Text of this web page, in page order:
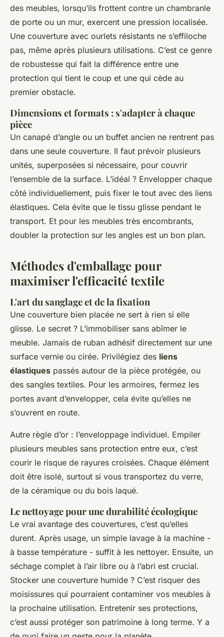
des meubles, lorsqu’ils frottent contre un chambranle
de porte ou un mur, exercent une pression localisée.
Une couverture avec ourlets résistants ne s’effiloche
pas, même après plusieurs utilisations. C’est ce genre
de robustesse qui fait la différence entre une
protection qui tient le coup et une qui cède au
premier obstacle.
Dimensions et formats : s'adapter à chaque
pièce
Un canapé d’angle ou un buffet ancien ne rentrent pas
dans une seule couverture. Il faut prévoir plusieurs
unités, superposées si nécessaire, pour couvrir
l’ensemble de la surface. L’idéal ? Envelopper chaque
côté individuellement, puis fixer le tout avec des liens
élastiques. Cela évite que le tissu glisse pendant le
transport. Et pour les meubles très encombrants,
doubler la protection sur les angles est un bon plan.
Méthodes d'emballage pour
maximiser l'efficacité textile
L'art du sanglage et de la fixation
Une couverture bien placée ne sert à rien si elle
glisse. Le secret ? L’immobiliser sans abîmer le
meuble. Jamais de ruban adhésif directement sur une
surface vernie ou cirée. Privilégiez des liens
élastiques passés autour de la pièce protégée, ou
des sangles textiles. Pour les armoires, fermez les
portes avant d’envelopper, cela évite qu’elles ne
s’ouvrent en route.
Autre règle d’or : l’enveloppage individuel. Empiler
plusieurs meubles sans protection entre eux, c’est
courir le risque de rayures croisées. Chaque élément
doit être isolé, surtout si vous transportez du verre,
de la céramique ou du bois laqué.
Le nettoyage pour une durabilité écologique
Le vrai avantage des couvertures, c’est qu’elles
durent. Après usage, un simple lavage à la machine -
à basse température - suffit à les nettoyer. Ensuite, un
séchage complet à l’air libre ou à l’abri est crucial.
Stocker une couverture humide ? C’est risquer des
moisissures qui pourraient contaminer vos meubles à
la prochaine utilisation. Entretenir ses protections,
c’est aussi protéger son patrimoine à long terme. Y a